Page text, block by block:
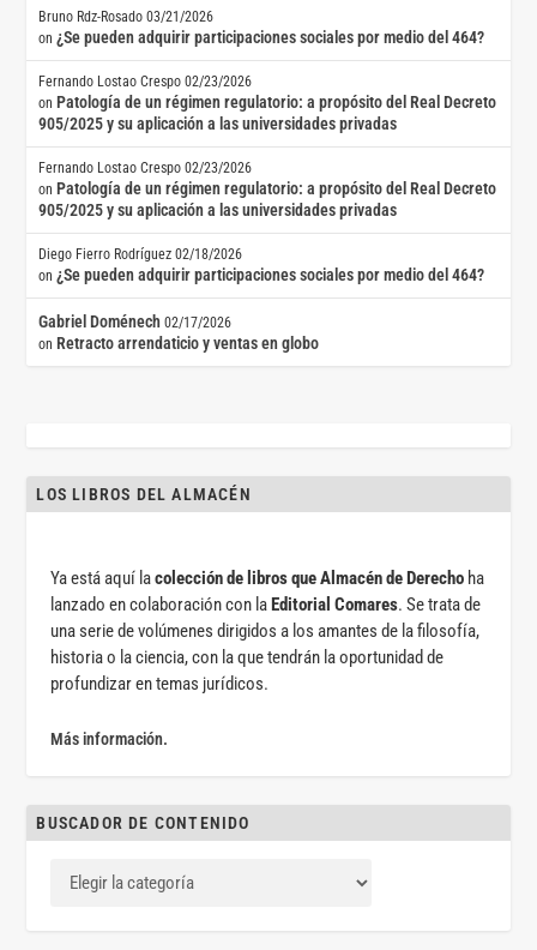
Bruno Rdz-Rosado 03/21/2026
on¿Se pueden adquirir participaciones sociales por medio del 464?
Fernando Lostao Crespo 02/23/2026
on Patología de un régimen regulatorio: a propósito del Real Decreto
905/2025 y su aplicación a las universidades privadas
Fernando Lostao Crespo 02/23/2026
on Patología de un régimen regulatorio: a propósito del Real Decreto
905/2025 y su aplicación a las universidades privadas
Diego Fierro Rodríguez 02/18/2026
on¿Se pueden adquirir participaciones sociales por medio del 464?
Gabriel Doménech 02/17/2026
on Retracto arrendaticio y ventas en globo
LOS LIBROS DEL ALMACÉN
Ya está aquí lacolección de libros que Almacén de Derecho ha
lanzado en colaboración con la Editorial Comares. Se trata de
una serie de volúmenes dirigidos a los amantes de la filosofía,
historia o la ciencia, con la que tendrán la oportunidad de
profundizar en temas jurídicos.
Más información.
BUSCADOR DE CONTENIDO